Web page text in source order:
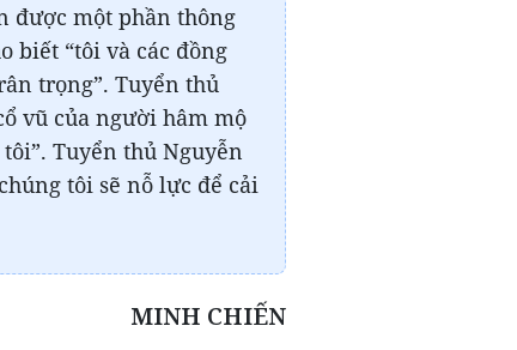
được một phần thông
biết “tôi và các đồng
trọng”. Tuyển thủ
vũ của người hâm mộ
Tuyển thủ Nguyễn
tôi sẽ nỗ lực để cải
MINH CHIẾN